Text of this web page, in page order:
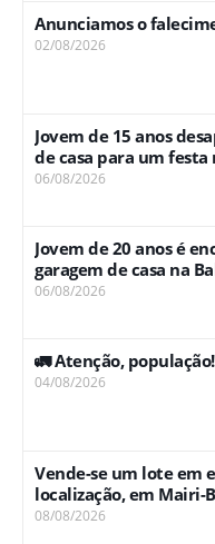
Anunciamos o
02/08/2026
Jovem de 15 anos
de casa para um festa
06/08/2026
Jovem de 20 anos é
garagem de casa na
06/08/2026
🚛 Atenção, população!
04/08/2026
Vende-se um lote em
localização, em Mairi-
08/08/2026